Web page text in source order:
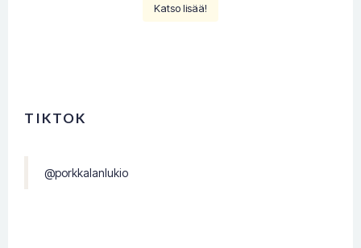
Katso lisää!
TIKTOK
@porkkalanlukio